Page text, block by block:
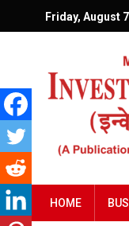
Friday, August
HOME